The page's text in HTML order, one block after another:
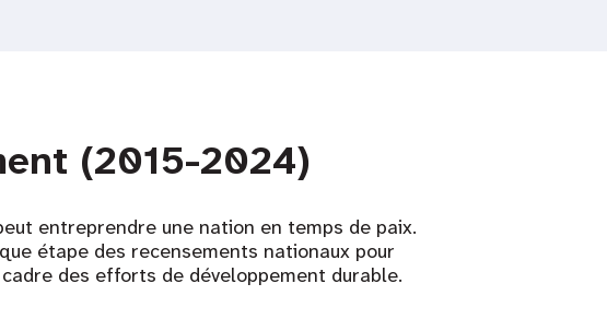
(2015-2024)
entreprendre une nation en temps de paix.
étape des recensements nationaux pour
des efforts de développement durable.